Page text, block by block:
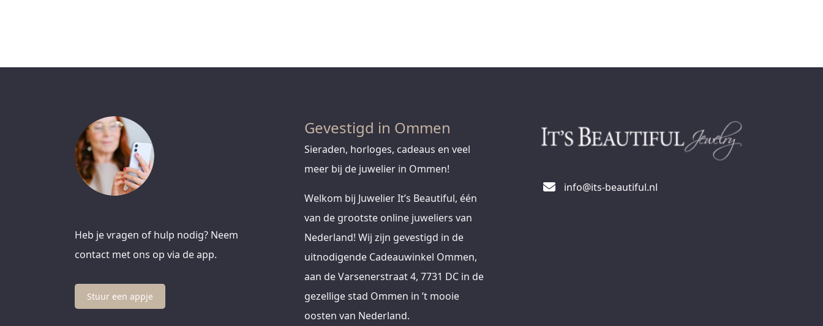
Heb je vragen of hulp nodig? Neem
contact met ons op via de app.
Stuur een appje
Gevestigd in Ommen
Sieraden, horloges, cadeaus en veel
meer bij de juwelier in Ommen!
Welkom bij Juwelier It’s Beautiful, één
van de grootste online juweliers van
Nederland! Wij zijn gevestigd in de
uitnodigende Cadeauwinkel Ommen,
aan de Varsenerstraat 4, 7731 DC in de
gezellige stad Ommen in ’t mooie
oosten van Nederland.
info@its-beautiful.nl